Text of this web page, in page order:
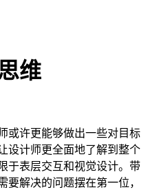
维
或许更能够做出一些对目标
设计师更全面地了解到整个
于表层交互和视觉设计。带
要解决的问题摆在第一位，